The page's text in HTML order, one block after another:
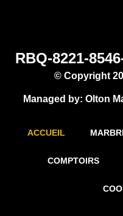
RBQ-8221-
© Copyright
Managed by: Olton
ACCUEIL
COMPTOIRS